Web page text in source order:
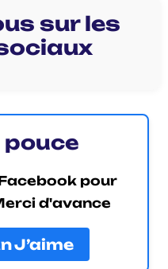
sur les
pouce
pour
d'avance
J’aime